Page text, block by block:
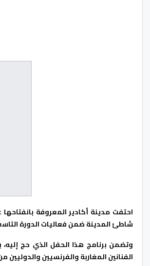
شاطئ المدينة ضمن فعاليات الدورة
الفنانين المغاربة والفرنسيين